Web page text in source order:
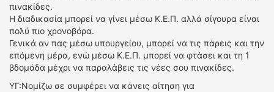
πινακίδες.
Η διαδικασία μπορεί να γίνει μέσω Κ.Ε.Π. αλλά σίγουρα είναι
πολύ πιο χρονοβόρα.
Γενικά αν πας μέσω υπουργείου, μπορεί να τις πάρεις και την
επόμενη μέρα, ενώ μέσω Κ.Ε.Π. μπορεί να φτάσει και τη 1
βδομάδα μέχρι να παραλάβεις τις νέες σου πινακίδες.
ΥΓ:Νομίζω σε συμφέρει να κάνεις αίτηση για